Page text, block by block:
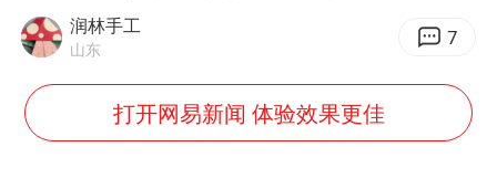
今日立秋你咬秋了吗
欧阳娜娜窦靖童好搭
润林手工
山东 7
打开网易新闻 体验效果更佳